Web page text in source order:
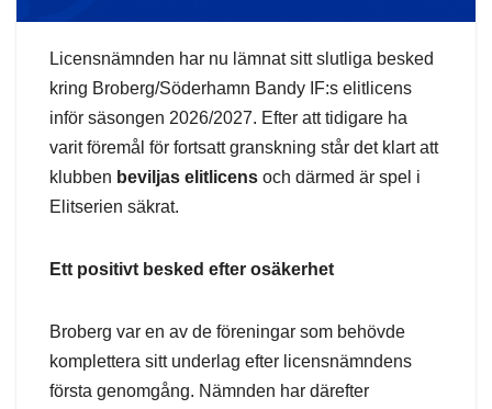
Licensnämnden har nu lämnat sitt slutliga besked
kring Broberg/Söderhamn Bandy IF:s elitlicens
inför säsongen 2026/2027. Efter att tidigare ha
varit föremål för fortsatt granskning står det klart att
klubben beviljas elitlicens och därmed är spel i
Elitserien säkrat.
Ett positivt besked efter osäkerhet
Broberg var en av de föreningar som behövde
komplettera sitt underlag efter licensnämndens
första genomgång. Nämnden har därefter